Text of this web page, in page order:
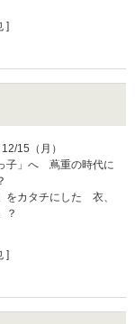
]
15（月）
子」へ　蔦重の時代に
をカタチにした　衣、
？
]